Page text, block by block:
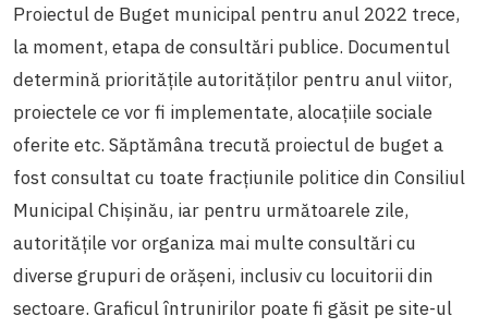
Proiectul de Buget municipal pentru anul 2022 trece,
la moment, etapa de consultări publice. Documentul
determină prioritățile autorităților pentru anul viitor,
proiectele ce vor fi implementate, alocațiile sociale
oferite etc. Săptămâna trecută proiectul de buget a
fost consultat cu toate fracțiunile politice din Consiliul
Municipal Chișinău, iar pentru următoarele zile,
autoritățile vor organiza mai multe consultări cu
diverse grupuri de orășeni, inclusiv cu locuitorii din
sectoare. Graficul întrunirilor poate fi găsit pe site-ul